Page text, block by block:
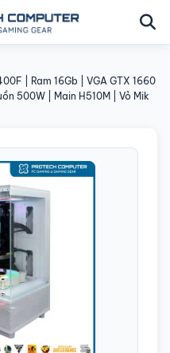
| Ram 16Gb | VGA GTX 1660
500W | Main H510M | Vỏ Mik